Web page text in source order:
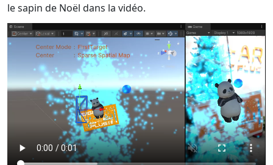
le sapin de Noël dans la vidéo.